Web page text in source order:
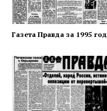
Газета Правда за 1995 год